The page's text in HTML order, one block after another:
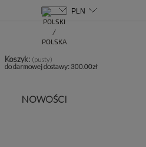
Koszyk: (pusty)
do darmowej dostawy: 300.00zł
NOWOŚCI